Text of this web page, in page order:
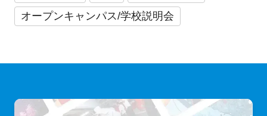
オープンキャンパス/学校説明会